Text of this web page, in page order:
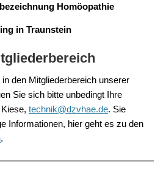
Homöopathie
in Traunstein
den Mitgliederbereich unserer
Sie sich bitte unbedingt Ihre
technik@dzvhae.de. Sie
Informationen, hier geht es zu den
.